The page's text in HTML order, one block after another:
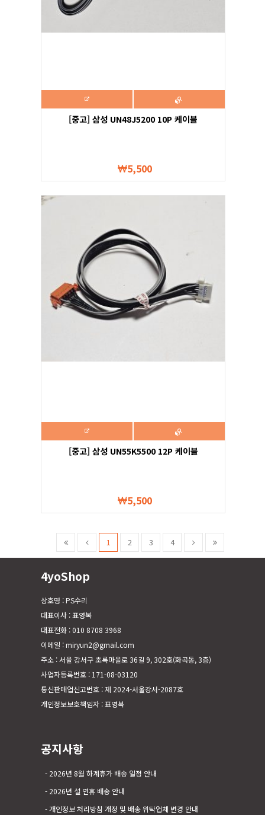
[중고] 삼성 UN48J5200 10P 케이블
5,500
[중고] 삼성 UN55K5500 12P 케이블
5,500
1 2 3 4
4yoShop
상호명 : PS수리
대표이사 : 표영복
대표전화 : 010 8708 3968
이메일 : miryun2@gmail.com
주소 : 서울 강서구 초록마을로 36길 9, 302호(화곡동, 3층)
사업자등록번호 : 171-08-03120
통신판매업신고번호 : 제 2024-서울강서-2087호
개인정보보호책임자 : 표영복
공지사항
2026년 8월 하계휴가 배송 일정 안내
2026년 설 연휴 배송 안내
개인정보 처리방침 개정 및 배송 위탁업체 변경 안내